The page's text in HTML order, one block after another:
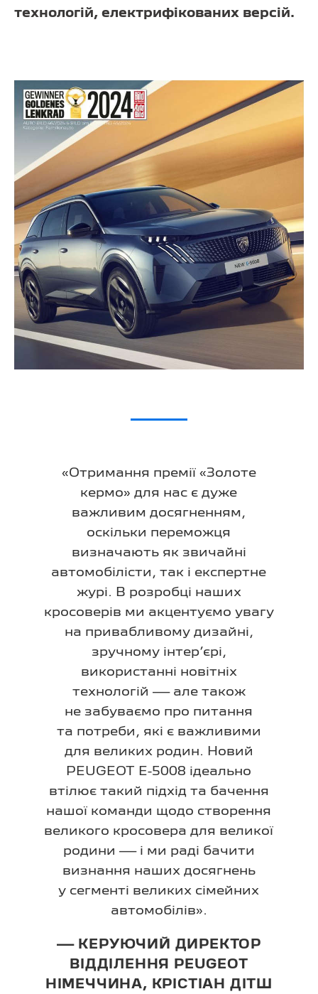
технологій, електрифікованих версій.
«Отримання премії «Золоте
кермо» для нас є дуже
важливим досягненням,
оскільки переможця
визначають як звичайні
автомобілісти, так і експертне
журі. В розробці наших
кросоверів ми акцентуємо увагу
на привабливому дизайні,
зручному інтер’єрі,
використанні новітніх
технологій — але також
не забуваємо про питання
та потреби, які є важливими
для великих родин. Новий
PEUGEOT E-5008 ідеально
втілює такий підхід та бачення
нашої команди щодо створення
великого кросовера для великої
родини — і ми раді бачити
визнання наших досягнень
у сегменті великих сімейних
автомобілів».
— КЕРУЮЧИЙ ДИРЕКТОР
ВІДДІЛЕННЯ PEUGEOT
НІМЕЧЧИНА, КРІСТІАН ДІТШ